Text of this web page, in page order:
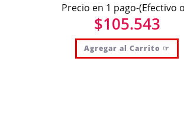
Precio en 1 pago-(Efectivo
$105.543
Agregar al Carrito ☞